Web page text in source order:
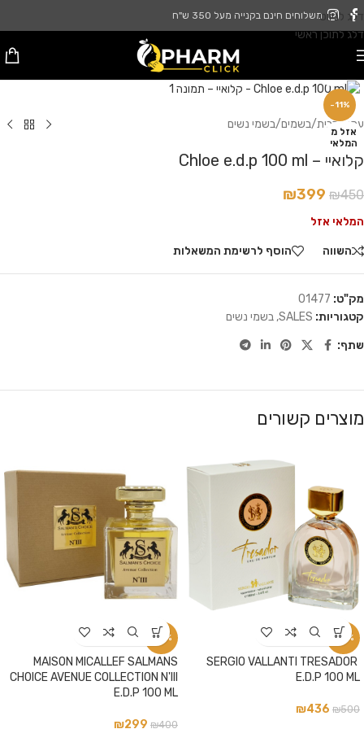
דלג לניווט
דלג לתוכן ראשי
משלוחים חינם בקנייה מעל 350 ש"ח
-11%
אזל מ
המלאי
עמוד הבית/בשמים/בשמי נשים
קלואיי – Chloe e.d.p 100 ml
₪450
₪399
המלאי אזל
השווה הוסף לרשימת המשאלות
מק"ט: 01477
קטגוריות: SALES
, בשמי נשים
שתף:
מוצרים קשורים
-13%
SERGIO VALLANTI TRESADOR
E.D.P 100 ML
₪500
₪436
-25%
MAISON MICALLEF SALMANS
CHOICE AVENUE COLLECTION N'III
E.D.P 100 ML
₪400
₪299